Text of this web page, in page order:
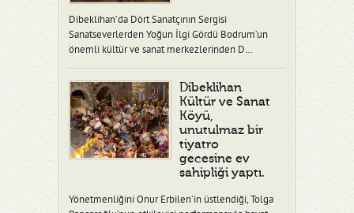
Dibeklihan’da Dört Sanatçının Sergisi
Sanatseverlerden Yoğun İlgi Gördü Bodrum’un
önemli kültür ve sanat merkezlerinden D…
Dibeklihan
Kültür ve Sanat
Köyü,
unutulmaz bir
tiyatro
gecesine ev
sahipliği yaptı.
Yönetmenliğini Onur Erbilen’in üstlendiği, Tolga